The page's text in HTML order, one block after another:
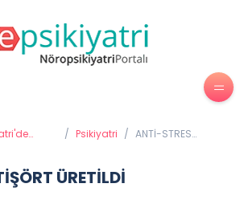
/ Psikiyatri / ANTİ-STRES
ÜRETİLDİ